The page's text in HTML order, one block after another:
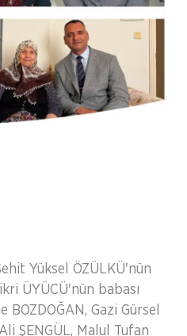
Yüksel ÖZÜLKÜ'nün
ÜYÜCÜ'nün babası
Gazi Gürsel
ŞENGÜL, Malul Tufan